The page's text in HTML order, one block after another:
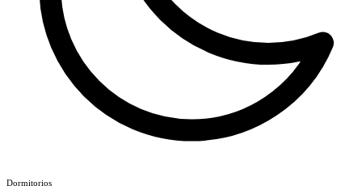
Dormitorios